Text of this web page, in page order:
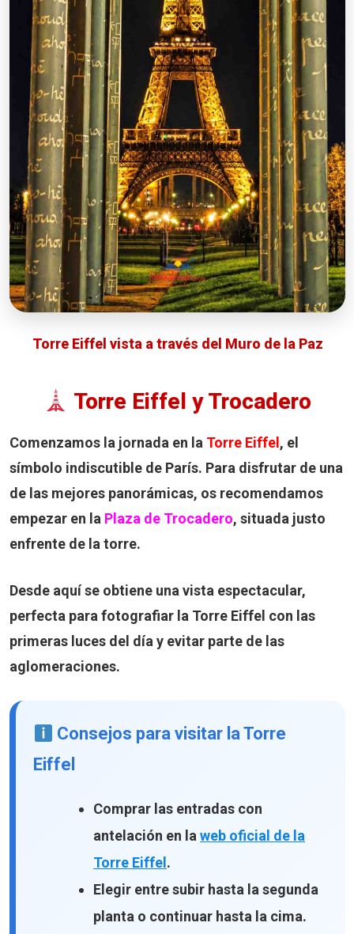
Torre Eiffel vista a través del Muro de la Paz
Torre Eiffel y Trocadero
Comenzamos la jornada en la Torre Eiffel , el
símbolo indiscutible de París. Para disfrutar de una
de las mejores panorámicas, os recomendamos
empezar en la Plaza de Trocadero, situada justo
enfrente de la torre.
Desde aquí se obtiene una vista espectacular,
perfecta para fotografiar la Torre Eiffel con las
primeras luces del día y evitar parte de las
aglomeraciones.
Consejos para visitar la Torre
Eiffel
Comprar las entradas con
antelación en laweb oficial de la
Torre Eiffel .
Elegir entre subir hasta la segunda
planta o continuar hasta la cima.